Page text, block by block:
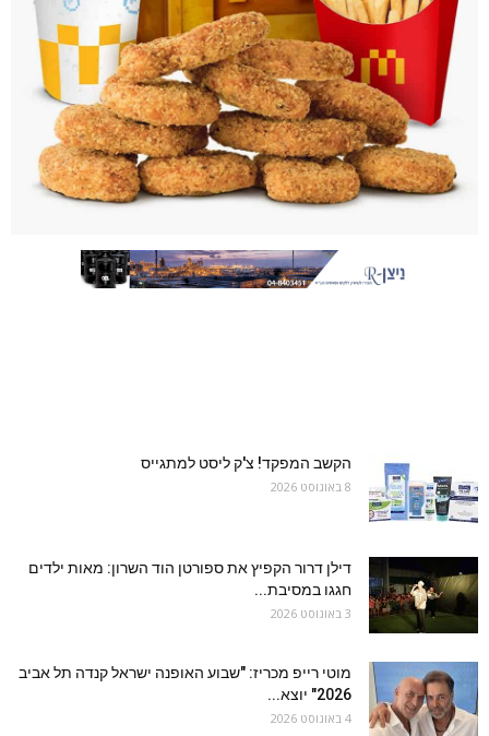
הקשב המפקד! צ'ק ליסט למתגייס
8 באוגוסט 2026
דילן דרור הקפיץ את ספורטן הוד השרון: מאות ילדים
חגגו במסיבת...
3 באוגוסט 2026
מוטי רייפ מכריז: "שבוע האופנה ישראל קנדה תל אביב
2026" יוצא...
4 באוגוסט 2026